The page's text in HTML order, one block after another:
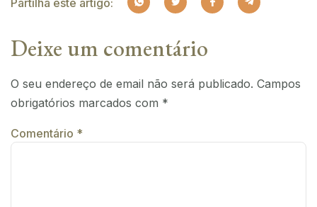
Deixe um comentário
O seu endereço de email não será publicado. Campos
obrigatórios marcados com *
Comentário *